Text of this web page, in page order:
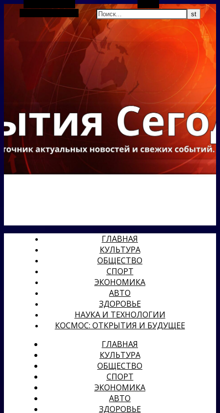
Боковая панель
ГЛАВНАЯ
КУЛЬТУРА
ОБЩЕСТВО
СПОРТ
ЭКОНОМИКА
АВТО
ЗДОРОВЬЕ
НАУКА И ТЕХНОЛОГИИ
КОСМОС: ОТКРЫТИЯ И БУДУЩЕЕ
ГЛАВНАЯ
КУЛЬТУРА
ОБЩЕСТВО
СПОРТ
ЭКОНОМИКА
АВТО
ЗДОРОВЬЕ